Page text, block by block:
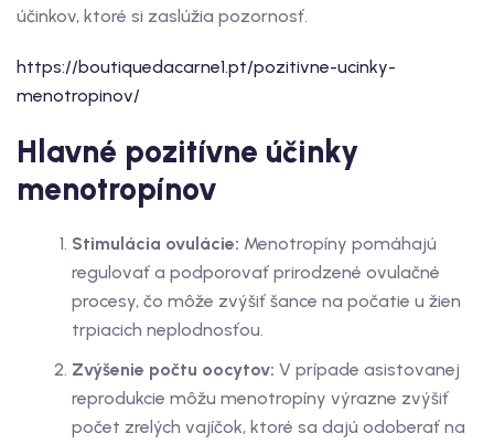
účinkov, ktoré si zaslúžia pozornosť.
https://boutiquedacarne1.pt/pozitivne-ucinky-
menotropinov/
Hlavné pozitívne účinky
menotropínov
Stimulácia ovulácie: Menotropíny pomáhajú
regulovať a podporovať prirodzené ovulačné
procesy, čo môže zvýšiť šance na počatie u žien
trpiacich neplodnosťou.
Zvýšenie počtu oocytov: V prípade asistovanej
reprodukcie môžu menotropíny výrazne zvýšiť
počet zrelých vajíčok, ktoré sa dajú odoberať na